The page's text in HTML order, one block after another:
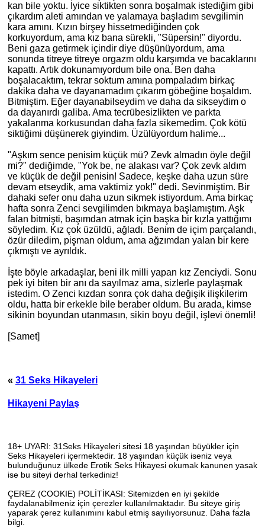
kan bile yoktu. İyice siktikten sonra boşalmak istediğim gibi
çıkardım aleti amından ve yalamaya başladım sevgilimin
kara amını. Kızın birşey hissetmediğinden çok
korkuyordum, ama kız bana sürekli, "Süpersin!" diyordu.
Beni gaza getirmek içindir diye düşünüyordum, ama
sonunda titreye titreye orgazm oldu karşımda ve bacaklarını
kapattı. Artık dokunamıyordum bile ona. Ben daha
boşalacaktım, tekrar soktum amına pompaladım birkaç
dakika daha ve dayanamadım çıkarım göbeğine boşaldım.
Bitmiştim. Eğer dayanabilseydim ve daha da sikseydim o
da dayanırdı galiba. Ama tecrübesizlikten ve parkta
yakalanma korkusundan daha fazla sikemedim. Çok kötü
siktiğimi düşünerek giyindim. Üzülüyordum halime...
"Aşkım sence penisim küçük mü? Zevk almadın öyle değil
mi?" dediğimde, "Yok be, ne alakası var? Çok zevk aldım
ve küçük de değil penisin! Sadece, keşke daha uzun süre
devam etseydik, ama vaktimiz yok!" dedi. Sevinmiştim. Bir
dahaki sefer onu daha uzun sikmek istiyordum. Ama birkaç
hafta sonra Zenci sevgilimden bıkmaya başlamıştım. Aşk
falan bitmişti, başımdan atmak için başka bir kızla yattığımı
söyledim. Kız çok üzüldü, ağladı. Benim de içim parçalandı,
özür diledim, pişman oldum, ama ağzımdan yalan bir kere
çıkmıştı ve ayrıldık.
İşte böyle arkadaşlar, beni ilk milli yapan kız Zenciydi. Sonu
pek iyi biten bir anı da sayılmaz ama, sizlerle paylaşmak
istedim. O Zenci kızdan sonra çok daha değişik ilişkilerim
oldu, hatta bir erkekle bile beraber oldum. Bu arada, kimse
sikinin boyundan utanmasın, sikin boyu değil, işlevi önemli!
[Samet]
« 31 Seks Hikayeleri
Hikayeni Paylaş
18+ UYARI: 31Seks Hikayeleri sitesi 18 yaşından büyükler için
Seks Hikayeleri içermektedir. 18 yaşından küçük iseniz veya
bulunduğunuz ülkede Erotik Seks Hikayesi okumak kanunen yasak
ise bu siteyi derhal terkediniz!
ÇEREZ (COOKIE) POLİTİKASI: Sitemizden en iyi şekilde
faydalanabilmeniz için çerezler kullanılmaktadır. Bu siteye giriş
yaparak çerez kullanımını kabul etmiş sayılıyorsunuz. Daha fazla
bilgi.